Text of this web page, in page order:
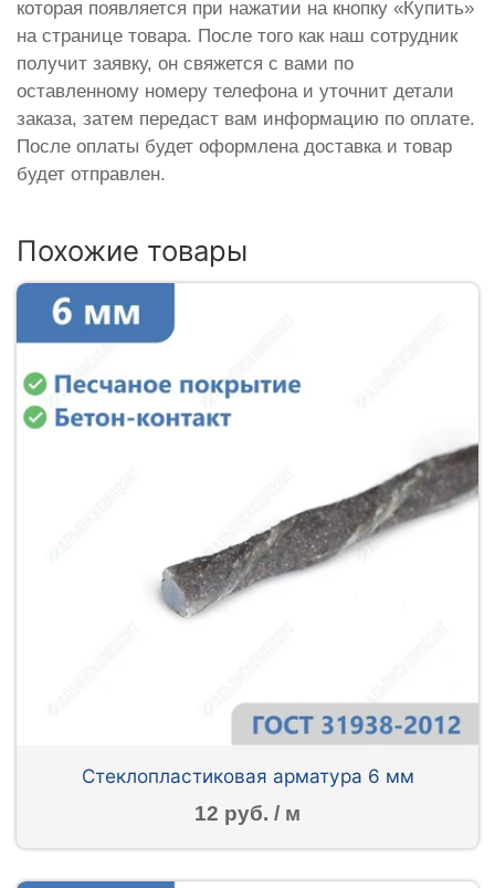
которая появляется при нажатии на кнопку «Купить»
на странице товара. После того как наш сотрудник
получит заявку, он свяжется с вами по
оставленному номеру телефона и уточнит детали
заказа, затем передаст вам информацию по оплате.
После оплаты будет оформлена доставка и товар
будет отправлен.
Похожие товары
Стеклопластиковая арматура 6 мм
12 руб. / м